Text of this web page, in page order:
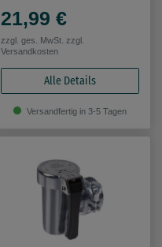
21,99 €
zzgl. ges. MwSt. zzgl.
Versandkosten
Alle Details
Versandfertig in 3-5 Tagen